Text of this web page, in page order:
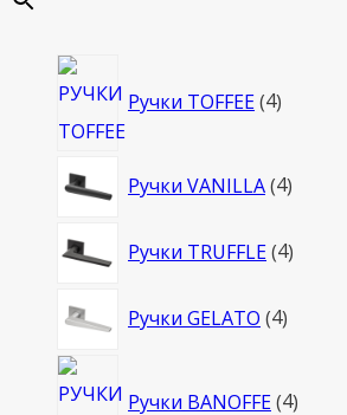
Ручки TOFFEE 4товара
Ручки VANILLA 44
Ручки TRUFFLE 44
Ручки GELATO 44
Ручки BANOFFE 4